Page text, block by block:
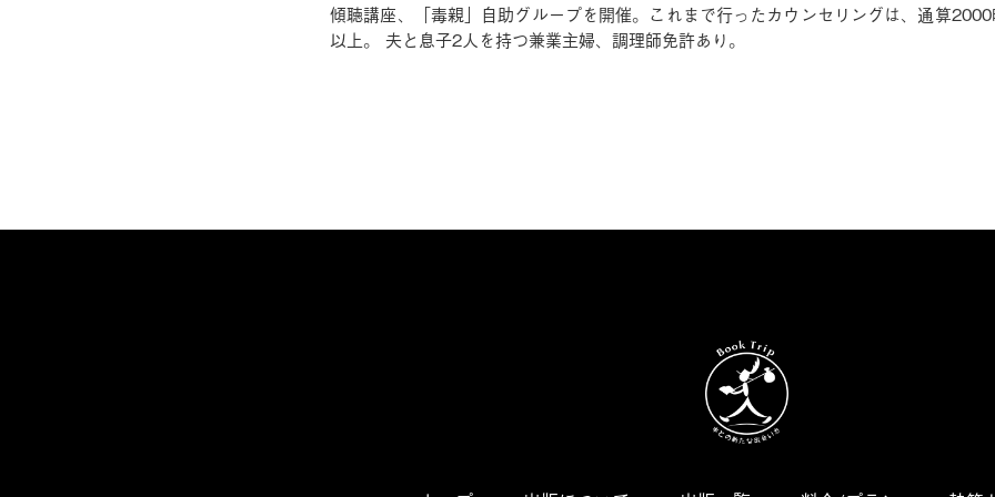
傾聴講座、「毒親」自助グループを開催。これまで行ったカウンセリングは、通算
以上。 夫と息子2人を持つ兼業主婦、調理師免許あり。